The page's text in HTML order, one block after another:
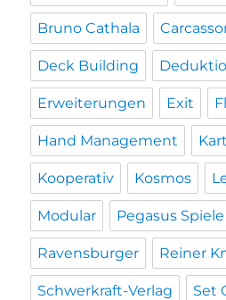
Bruno Cathala
Deck Building
Erweiterungen Exit
Hand Management
Kooperativ Kosmos
Modular Pegasus Spiele
Ravensburger Reiner
Schwerkraft-Verlag Set